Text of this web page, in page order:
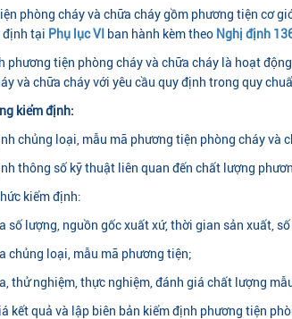
phòng cháy và chữa cháy gồm phương tiện cơ
định tại Phụ lục VI ban hành kèm theo Nghị định
phương tiện phòng cháy và chữa cháy là hoạt
và chữa cháy với yêu cầu quy định trong quy
kiểm định:
chủng loại, mẫu mã phương tiện phòng cháy và
thông số kỹ thuật liên quan đến chất lượng
kiểm định:
số lượng, nguồn gốc xuất xứ, thời gian sản xuất,
chủng loại, mẫu mã phương tiện;
thử nghiệm, thực nghiệm, đánh giá chất lượng
kết quả và lập biên bản kiểm định phương tiện